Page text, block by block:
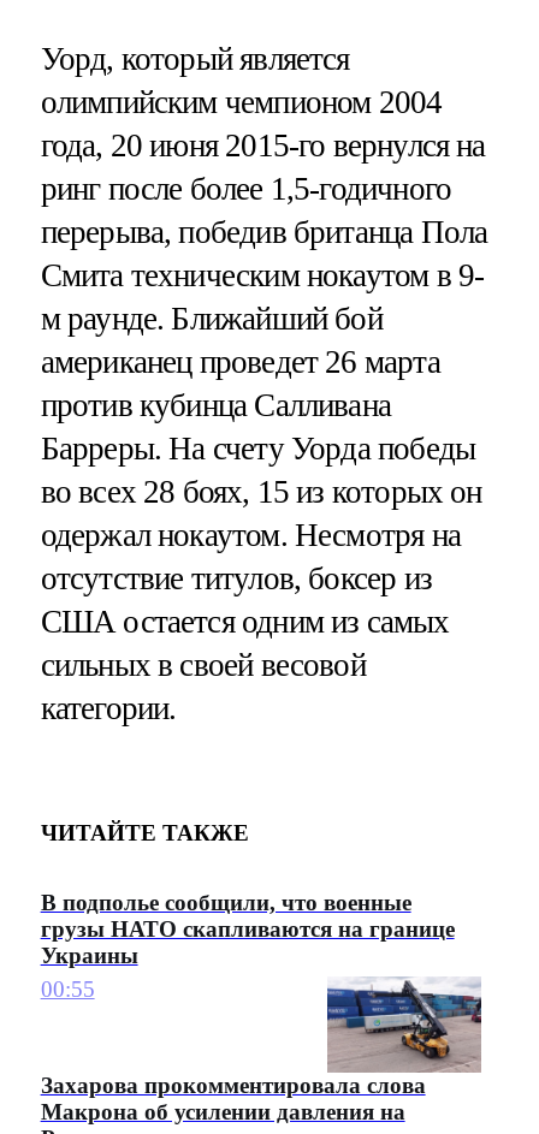
Уорд, который является
олимпийским чемпионом 2004
года, 20 июня 2015-го вернулся на
ринг после более 1,5-годичного
перерыва, победив британца Пола
Смита техническим нокаутом в 9-
м раунде. Ближайший бой
американец проведет 26 марта
против кубинца Салливана
Барреры. На счету Уорда победы
во всех 28 боях, 15 из которых он
одержал нокаутом. Несмотря на
отсутствие титулов, боксер из
США остается одним из самых
сильных в своей весовой
категории.
ЧИТАЙТЕ ТАКЖЕ
В подполье сообщили, что военные
грузы НАТО скапливаются на границе
Украины
00:55
Захарова прокомментировала слова
Макрона об усилении давления на